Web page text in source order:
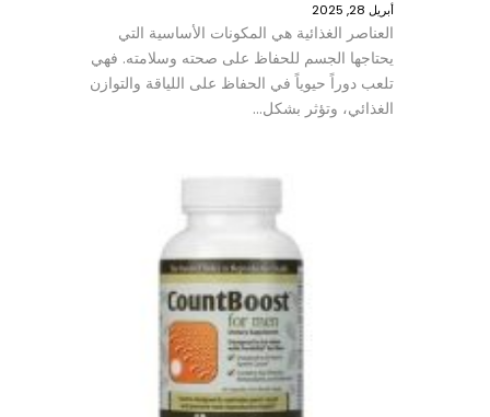
أبريل 28, 2025
العناصر الغذائية هي المكونات الأساسية التي
يحتاجها الجسم للحفاظ على صحته وسلامته. فهي
تلعب دوراً حيوياً في الحفاظ على اللياقة والتوازن
الغذائي، وتؤثر بشكل…